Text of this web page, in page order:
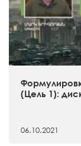
(Цель 1):
06.10.2021